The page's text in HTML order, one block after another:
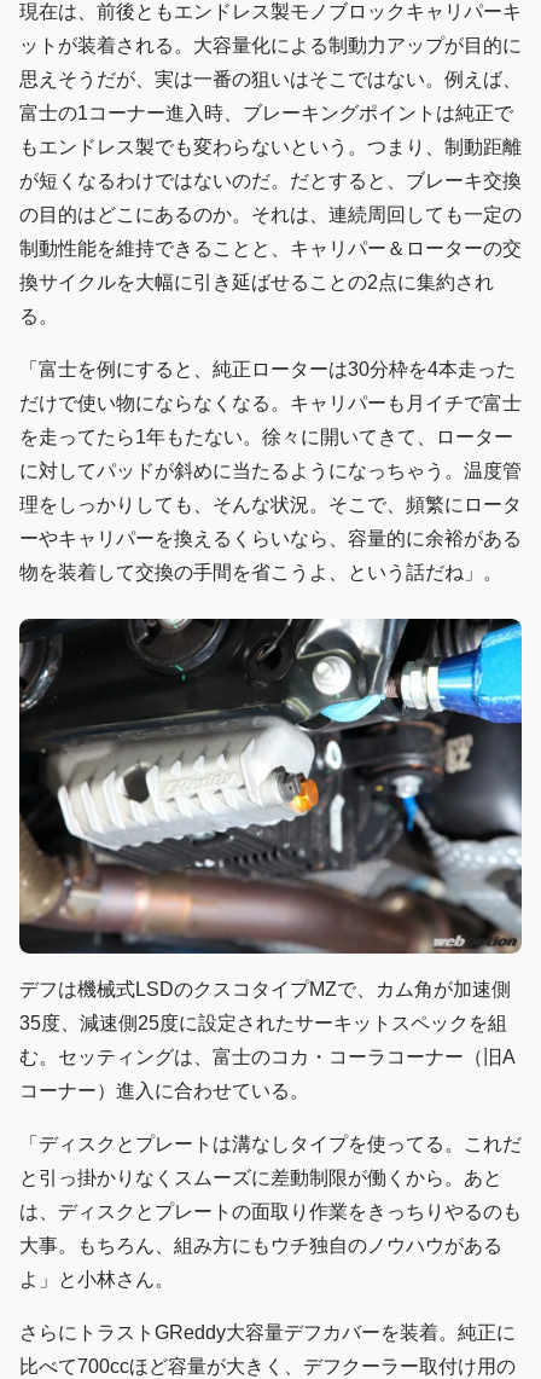
現在は、前後ともエンドレス製モノブロックキャリパーキ
ットが装着される。大容量化による制動力アップが目的に
思えそうだが、実は一番の狙いはそこではない。例えば、
富士の1コーナー進入時、ブレーキングポイントは純正で
もエンドレス製でも変わらないという。つまり、制動距離
が短くなるわけではないのだ。だとすると、ブレーキ交換
の目的はどこにあるのか。それは、連続周回しても一定の
制動性能を維持できることと、キャリパー＆ローターの交
換サイクルを大幅に引き延ばせることの2点に集約され
る。
「富士を例にすると、純正ローターは30分枠を4本走った
だけで使い物にならなくなる。キャリパーも月イチで富士
を走ってたら1年もたない。徐々に開いてきて、ローター
に対してパッドが斜めに当たるようになっちゃう。温度管
理をしっかりしても、そんな状況。そこで、頻繁にロータ
ーやキャリパーを換えるくらいなら、容量的に余裕がある
物を装着して交換の手間を省こうよ、という話だね」。
デフは機械式LSDのクスコタイプMZで、カム角が加速側
35度、減速側25度に設定されたサーキットスペックを組
む。セッティングは、富士のコカ・コーラコーナー（旧A
コーナー）進入に合わせている。
「ディスクとプレートは溝なしタイプを使ってる。これだ
と引っ掛かりなくスムーズに差動制限が働くから。あと
は、ディスクとプレートの面取り作業をきっちりやるのも
大事。もちろん、組み方にもウチ独自のノウハウがある
よ」と小林さん。
さらにトラストGReddy大容量デフカバーを装着。純正に
比べて700ccほど容量が大きく、デフクーラー取付け用の